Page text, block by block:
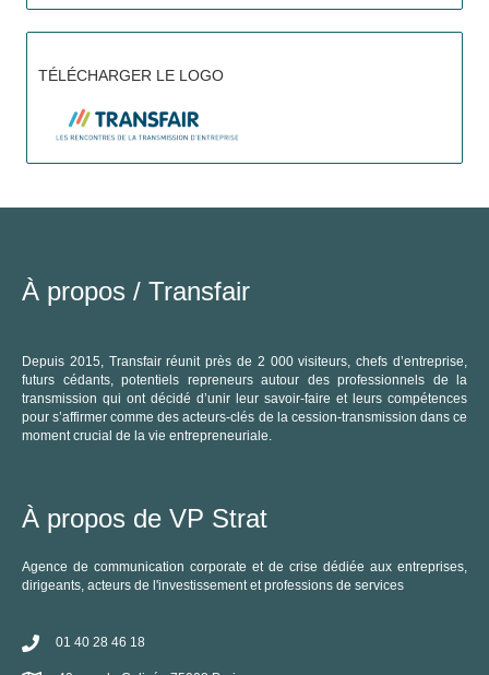
TÉLÉCHARGER LE LOGO
À propos / Transfair
Depuis 2015, Transfair réunit près de 2 000 visiteurs, chefs d’entreprise,
futurs cédants, potentiels repreneurs autour des professionnels de la
transmission qui ont décidé d’unir leur savoir-faire et leurs compétences
pour s’affirmer comme des acteurs-clés de la cession-transmission dans ce
moment crucial de la vie entrepreneuriale.
À propos de VP Strat
Agence de communication corporate et de crise dédiée aux entreprises,
dirigeants, acteurs de l'investissement et professions de services
01 40 28 46 18